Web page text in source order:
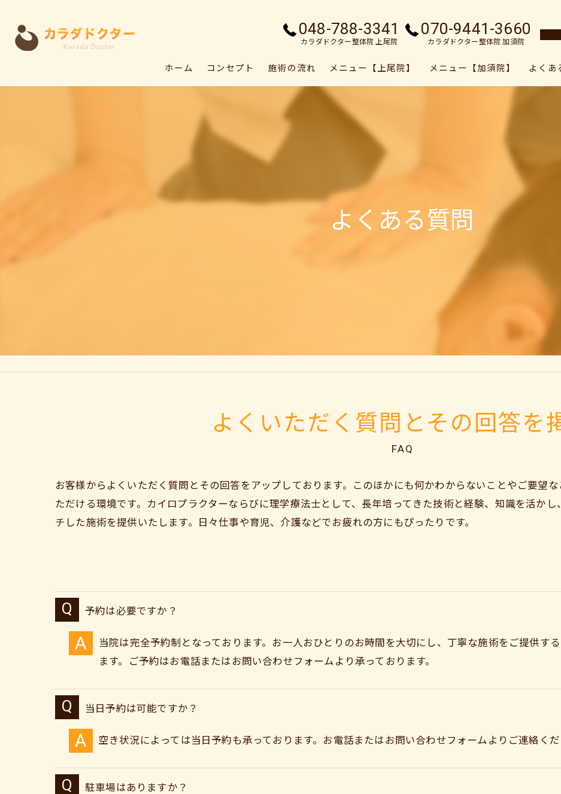
048-788-3341
カラダドクター整体院 上尾院
070-9441-3660
カラダドクター整体院 加須院
ホーム コンセプト 施術の流れ メニュー【上尾院】 メニュー【加須院】 よくあ
よくある質問
よくいただく質問とその回答を
FAQ
お客様からよくいただく質問とその回答をアップしております。このほかにも何かわからないことやご要望
ただける環境です。カイロプラクターならびに理学療法士として、長年培ってきた技術と経験、知識を活か
チした施術を提供いたします。日々仕事や育児、介護などでお疲れの方にもぴったりです。
予約は必要ですか？
当院は完全予約制となっております。お一人おひとりのお時間を大切にし、丁寧な施術をご提供す
ます。ご予約はお電話またはお問い合わせフォームより承っております。
当日予約は可能ですか？
空き状況によっては当日予約も承っております。お電話またはお問い合わせフォームよりご連絡くだ
駐車場はありますか？